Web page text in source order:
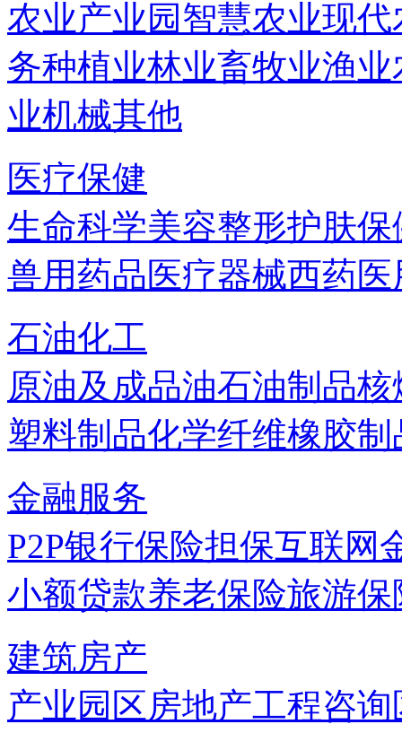
农业产业园智慧农业现代
务种植业林业畜牧业渔业
业机械其他
医疗保健
生命科学美容整形护肤保
兽用药品医疗器械西药
石油化工
原油及成品油石油制品核
塑料制品化学纤维橡胶制
金融服务
P2P银行保险担保互联网
小额贷款养老保险旅游保
建筑房产
产业园区房地产工程咨询